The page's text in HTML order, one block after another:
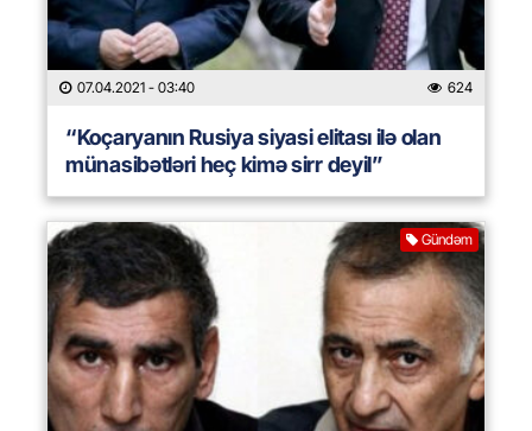
07.04.2021 - 03:40 624
“Koçaryanın Rusiya siyasi elitası ilə olan
münasibətləri heç kimə sirr deyil”
Gündəm